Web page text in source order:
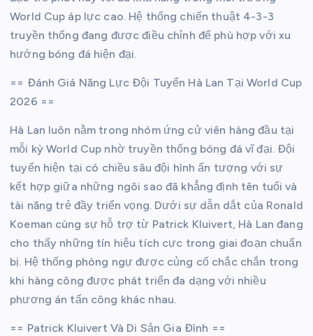
World Cup áp lực cao. Hệ thống chiến thuật 4-3-3
truyền thống đang được điều chỉnh để phù hợp với xu
hướng bóng đá hiện đại.
== Đánh Giá Năng Lực Đội Tuyển Hà Lan Tại World Cup
2026 ==
Hà Lan luôn nằm trong nhóm ứng cử viên hàng đầu tại
mỗi kỳ World Cup nhờ truyền thống bóng đá vĩ đại. Đội
tuyển hiện tại có chiều sâu đội hình ấn tượng với sự
kết hợp giữa những ngôi sao đã khẳng định tên tuổi và
tài năng trẻ đầy triển vọng. Dưới sự dẫn dắt của Ronald
Koeman cùng sự hỗ trợ từ Patrick Kluivert, Hà Lan đang
cho thấy những tín hiệu tích cực trong giai đoạn chuẩn
bị. Hệ thống phòng ngự được củng cố chắc chắn trong
khi hàng công được phát triển đa dạng với nhiều
phương án tấn công khác nhau.
== Patrick Kluivert Và Di Sản Gia Đình ==